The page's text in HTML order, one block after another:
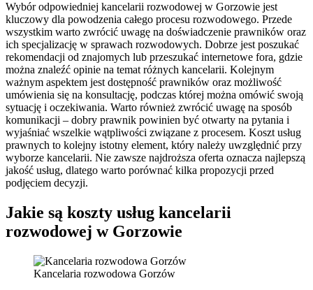
Wybór odpowiedniej kancelarii rozwodowej w Gorzowie jest
kluczowy dla powodzenia całego procesu rozwodowego. Przede
wszystkim warto zwrócić uwagę na doświadczenie prawników oraz
ich specjalizację w sprawach rozwodowych. Dobrze jest poszukać
rekomendacji od znajomych lub przeszukać internetowe fora, gdzie
można znaleźć opinie na temat różnych kancelarii. Kolejnym
ważnym aspektem jest dostępność prawników oraz możliwość
umówienia się na konsultację, podczas której można omówić swoją
sytuację i oczekiwania. Warto również zwrócić uwagę na sposób
komunikacji – dobry prawnik powinien być otwarty na pytania i
wyjaśniać wszelkie wątpliwości związane z procesem. Koszt usług
prawnych to kolejny istotny element, który należy uwzględnić przy
wyborze kancelarii. Nie zawsze najdroższa oferta oznacza najlepszą
jakość usług, dlatego warto porównać kilka propozycji przed
podjęciem decyzji.
Jakie są koszty usług kancelarii
rozwodowej w Gorzowie
Kancelaria rozwodowa Gorzów